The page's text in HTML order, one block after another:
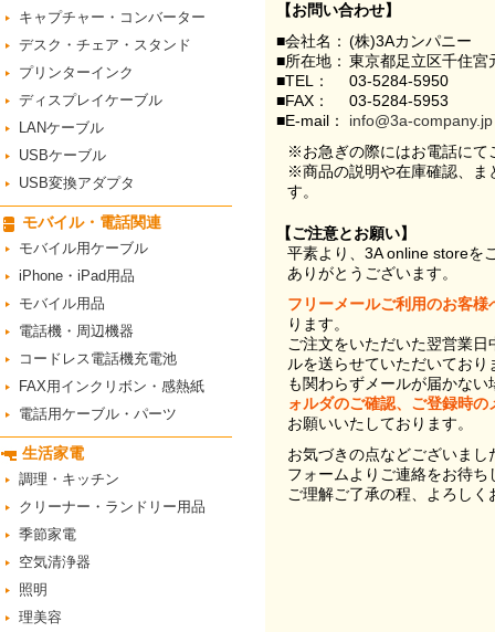
【お問い合わせ】
■会社名： (株)3Aカンパニー
■所在地： 東京都足立区千住
■TEL：
03-5284-5950
■FAX：
03-5284-5953
■E-mail：
info@3a-company.jp
※お急ぎの際にはお電話にて
※商品の説明や在庫確認、ま
す。
【ご注意とお願い】
平素より、3A online storeを
ありがとうございます。
フリーメールご利用のお客様
ります。
ご注文をいただいた翌営業
ルを送らせていただいてお
も関わらずメールが届かない
ォルダのご確認、ご登録時
お願いいたしております。
お気づきの点などございま
フォームよりご連絡をお待ち
ご理解ご了承の程、よろし
キャプチャー・コンバーター
デスク・チェア・スタンド
プリンターインク
ディスプレイケーブル
LANケーブル
USBケーブル
USB変換アダプタ
モバイル・電話関連
モバイル用ケーブル
iPhone・iPad用品
モバイル用品
電話機・周辺機器
コードレス電話機充電池
FAX用インクリボン・感熱紙
電話用ケーブル・パーツ
生活家電
調理・キッチン
クリーナー・ランドリー用品
季節家電
空気清浄器
照明
理美容